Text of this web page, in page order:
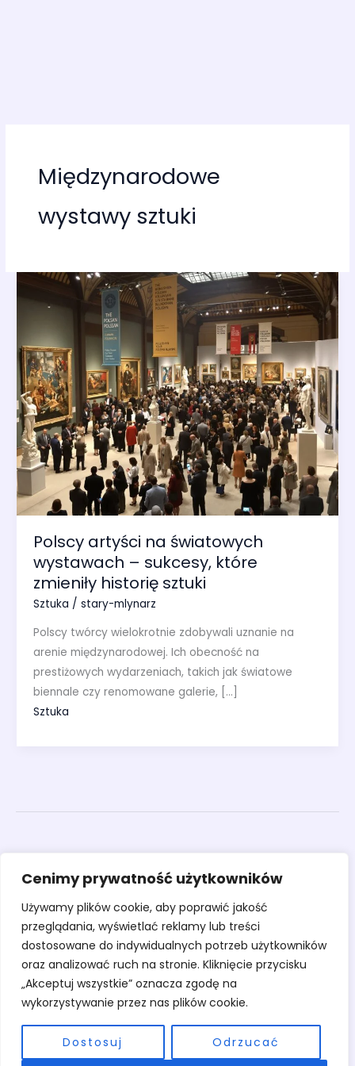
Cenimy prywatność użytkowników
Używamy plików cookie, aby poprawić jakość
przeglądania, wyświetlać reklamy lub treści
dostosowane do indywidualnych potrzeb użytkowników
oraz analizować ruch na stronie. Kliknięcie przycisku
„Akceptuj wszystkie” oznacza zgodę na
wykorzystywanie przez nas plików cookie.
Dostosuj Odrzucać
Międzynarodowe
wystawy sztuki
Polscy artyści na światowych
wystawach – sukcesy, które
zmieniły historię sztuki
Sztuka / stary-mlynarz
Polscy twórcy wielokrotnie zdobywali uznanie na
arenie międzynarodowej. Ich obecność na
prestiżowych wydarzeniach, takich jak światowe
biennale czy renomowane galerie, […]
Sztuka
Rzeźby
Sztuka
Warsztaty
O pracowni
Kontakt
Copyright © 2026 Pracownia Stary Młyn | Powered by Pracownia Stary